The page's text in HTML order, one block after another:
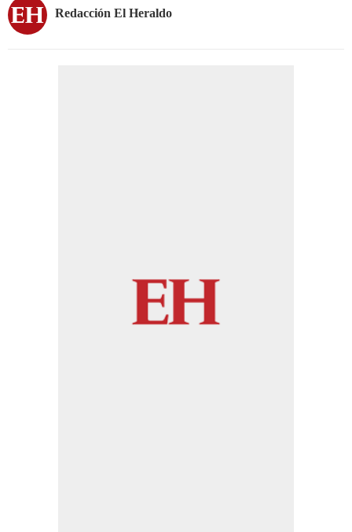
Redacción El Heraldo